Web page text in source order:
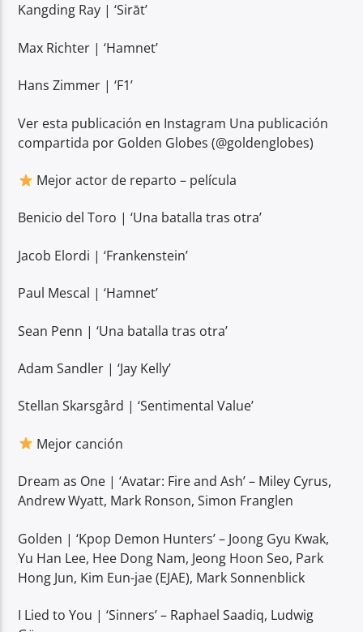
Kangding Ray | ‘Sirāt’
Max Richter | ‘Hamnet’
Hans Zimmer | ‘F1’
Ver esta publicación en Instagram Una publicación
compartida por Golden Globes (@goldenglobes)
Mejor actor de reparto – película
Benicio del Toro | ‘Una batalla tras otra’
Jacob Elordi | ‘Frankenstein’
Paul Mescal | ‘Hamnet’
Sean Penn | ‘Una batalla tras otra’
Adam Sandler | ‘Jay Kelly’
Stellan Skarsgård | ‘Sentimental Value’
Mejor canción
Dream as One | ‘Avatar: Fire and Ash’ – Miley Cyrus,
Andrew Wyatt, Mark Ronson, Simon Franglen
Golden | ‘Kpop Demon Hunters’ – Joong Gyu Kwak,
Yu Han Lee, Hee Dong Nam, Jeong Hoon Seo, Park
Hong Jun, Kim Eun-jae (EJAE), Mark Sonnenblick
I Lied to You | ‘Sinners’ – Raphael Saadiq, Ludwig